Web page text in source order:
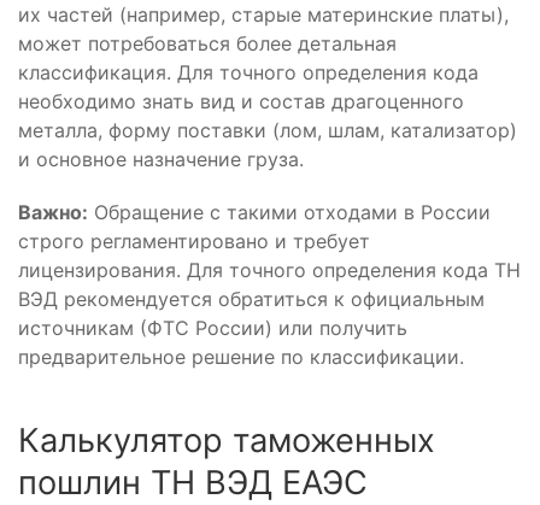
их частей (например, старые материнские платы),
может потребоваться более детальная
классификация. Для точного определения кода
необходимо знать вид и состав драгоценного
металла, форму поставки (лом, шлам, катализатор)
и основное назначение груза.
Важно: Обращение с такими отходами в России
строго регламентировано и требует
лицензирования. Для точного определения кода ТН
ВЭД рекомендуется обратиться к официальным
источникам (ФТС России) или получить
предварительное решение по классификации.
Калькулятор таможенных
пошлин ТН ВЭД ЕАЭС